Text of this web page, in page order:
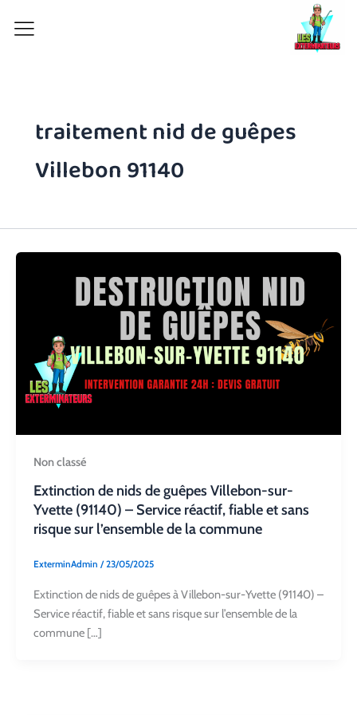
traitement nid de guêpes
Villebon 91140
Non classé
Extinction de nids de guêpes Villebon-sur-
Yvette (91140) – Service réactif, fiable et sans
risque sur l’ensemble de la commune
ExterminAdmin /23/05/2025
Extinction de nids de guêpes à Villebon-sur-Yvette (91140) –
Service réactif, fiable et sans risque sur l’ensemble de la
commune […]